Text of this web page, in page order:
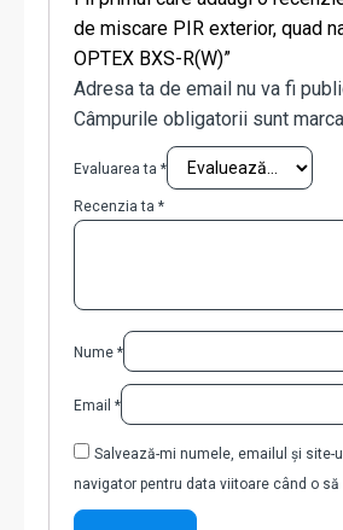
de miscare PIR exterior, quad
OPTEX BXS-R(W)”
Adresa ta de email nu va fi
Câmpurile obligatorii sunt
Evaluarea ta *
Recenzia ta *
Nume *
Email *
Salvează-mi numele, emailul și site-
navigator pentru data viitoare când o